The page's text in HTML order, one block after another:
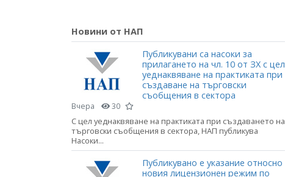
Новини от НАП
Публикувани са насоки за
прилагането на чл. 10 от ЗХ с цел
уеднаквяване на практиката при
създаване на търговски
съобщения в сектора
Вчера 30
С цел уеднаквяване на практиката при създаването на
търговски съобщения в сектора, НАП публикува
Насоки...
Публикувано е указание относно
новия лицензионен режим по